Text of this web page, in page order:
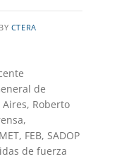
BY CTERA
de
Aires, Roberto
FEB, SADOP
de fuerza